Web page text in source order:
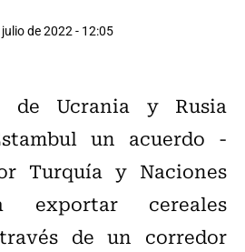
de 2022 - 12:05
de Ucrania y Rusia
un acuerdo -
Turquía y Naciones
exportar cereales
de un corredor